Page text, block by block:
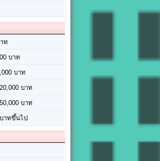
ท
บาท
บาท
บาท
บาท
าทขึ้นไป